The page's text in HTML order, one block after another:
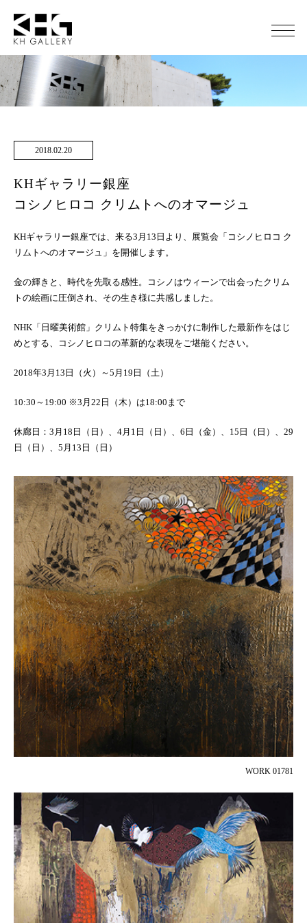
2018.02.20
KHギャラリー銀座
コシノヒロコ クリムトへのオマージュ
KHギャラリー銀座では、来る3月13日より、展覧会「コシノヒロコ ク
リムトへのオマージュ」を開催します。
金の輝きと、時代を先取る感性。コシノはウィーンで出会ったクリム
トの絵画に圧倒され、その生き様に共感しました。
NHK「日曜美術館」クリムト特集をきっかけに制作した最新作をはじ
めとする、コシノヒロコの革新的な表現をご堪能ください。
2018年3月13日（火）～5月19日（土）
10:30～19:00 ※3月22日（木）は18:00まで
休廊日：3月18日（日）、4月1日（日）、6日（金）、15日（日）、29
日（日）、5月13日（日）
WORK 01781